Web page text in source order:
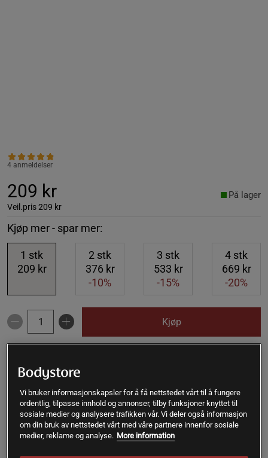
4 anmeldelser
209 kr
Veil.pris209 kr
På lager
Kjøp mer - spar mer:
1 stk
209 kr
2 stk
376 kr
-10%
3 stk
533 kr
-15%
4 stk
669 kr
-20%
Kjøp
SKU #A2221-906-1| EAN7350046221086
Økologiske pekannøtter fra Powerfruits er en ren
delikatesse. Disse fettrike nøttene har en fantastisk smak og
munnfølelse. De er gode som de er, men også i salater,
Vi bruker informasjonskapsler for å få nettstedet vårt til å fungere
ordentlig, tilpasse innhold og annonser, tilby funksjoner knyttet til
sosiale medier og analysere trafikken vår. Vi deler også informasjon
om din bruk av nettstedet vårt med våre partnere innenfor sosiale
medier, reklame og analyse. More information